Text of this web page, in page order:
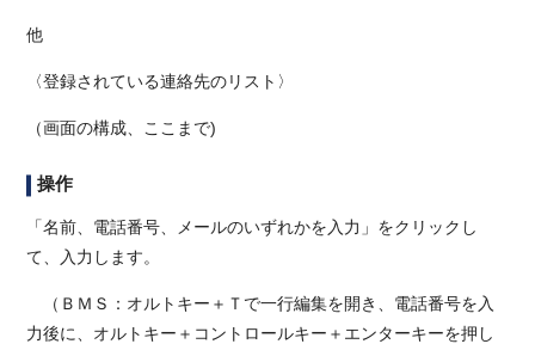
他
〈登録されている連絡先のリスト〉
（画面の構成、ここまで)
操作
「名前、電話番号、メールのいずれかを入力」をクリックし
て、入力します。
（ＢＭＳ：オルトキー＋Ｔで一行編集を開き、電話番号を入
力後に、オルトキー＋コントロールキー＋エンターキーを押し